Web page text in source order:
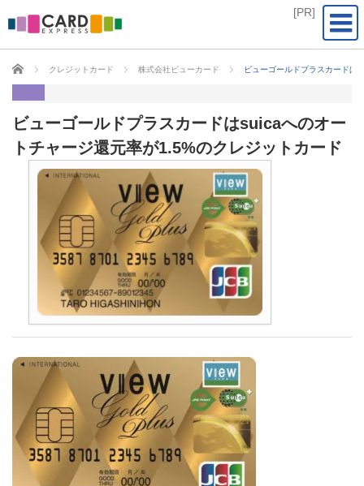
CARD EXPRESSクレジットカード 株式会社ビューカード ビューゴールドプラスカードは
ビューゴールドプラスカードはsuicaへのオー
トチャージ還元率が1.5%のクレジットカード